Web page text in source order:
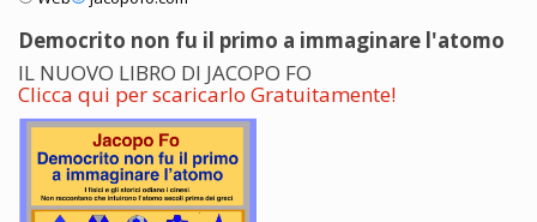
Democrito non fu il primo a immaginare l'atomo
IL NUOVO LIBRO DI JACOPO FO
Clicca qui per scaricarlo Gratuitamente!